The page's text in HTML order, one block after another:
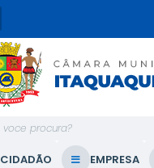
O que voce procura?
CIDADÃO EMPRESA